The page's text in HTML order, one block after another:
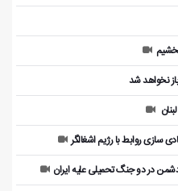
نخواهد شد
سازی روابط با رژیم اشغالگر
در دو جنگ تحمیلی علیه ایران